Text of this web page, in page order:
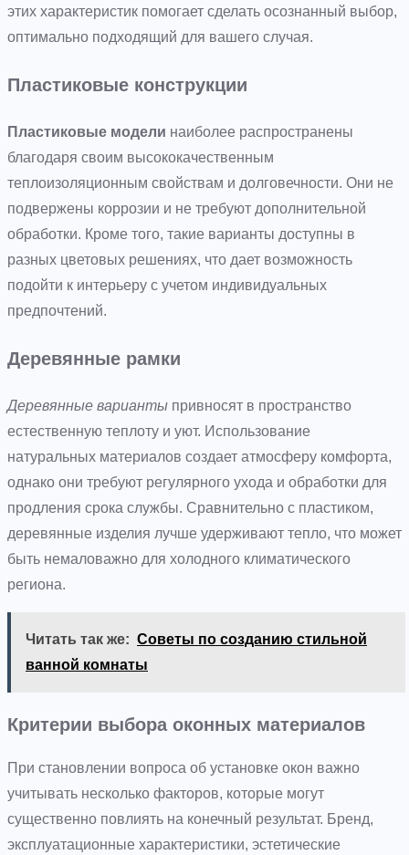
этих характеристик помогает сделать осознанный выбор,
оптимально подходящий для вашего случая.
Пластиковые конструкции
Пластиковые модели наиболее распространены
благодаря своим высококачественным
теплоизоляционным свойствам и долговечности. Они не
подвержены коррозии и не требуют дополнительной
обработки. Кроме того, такие варианты доступны в
разных цветовых решениях, что дает возможность
подойти к интерьеру с учетом индивидуальных
предпочтений.
Деревянные рамки
Деревянные варианты привносят в пространство
естественную теплоту и уют. Использование
натуральных материалов создает атмосферу комфорта,
однако они требуют регулярного ухода и обработки для
продления срока службы. Сравнительно с пластиком,
деревянные изделия лучше удерживают тепло, что может
быть немаловажно для холодного климатического
региона.
Читать так же: Советы по созданию стильной
ванной комнаты
Критерии выбора оконных материалов
При становлении вопроса об установке окон важно
учитывать несколько факторов, которые могут
существенно повлиять на конечный результат. Бренд,
эксплуатационные характеристики, эстетические